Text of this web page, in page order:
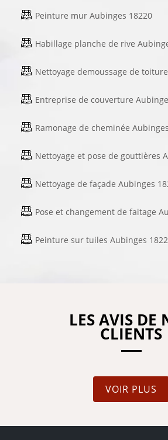
Peinture mur Aubinges 18220
Habillage planche de rive
Nettoyage demoussage de
Entreprise de couverture
Ramonage de cheminée
Nettoyage et pose de gouttières
Nettoyage de façade Aubinges
Pose et changement de faitage
Peinture sur tuiles Aubinges
LES AVIS DE
CLIENTS
VOIR PLUS